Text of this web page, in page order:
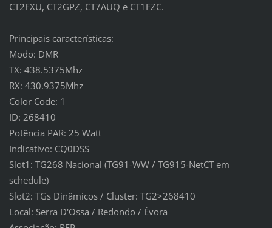
CT2FXU, CT2GPZ, CT7AUQ e CT1FZC.
Principais características:
Modo: DMR
TX: 438.5375Mhz
RX: 430.9375Mhz
Color Code: 1
ID: 268410
Potência PAR: 25 Watt
Indicativo: CQ0DSS
Slot1: TG268 Nacional (TG91-WW / TG915-NetCT em
schedule)
Slot2: TGs Dinâmicos / Cluster: TG2>268410
Local: Serra D'Ossa / Redondo / Évora